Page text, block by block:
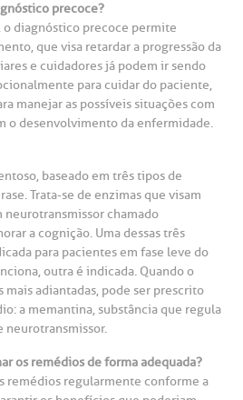
precoce?
o diagnóstico precoce permite
que visa retardar a progressão da
e cuidadores já podem ir sendo
para cuidar do paciente,
manejar as possíveis situações com
o desenvolvimento da enfermidade.
baseado em três tipos de
Trata-se de enzimas que visam
neurotransmissor chamado
a cognição. Uma dessas três
para pacientes em fase leve do
outra é indicada. Quando o
mais adiantadas, pode ser prescrito
a memantina, substância que regula
neurotransmissor.
os remédios de forma adequada?
remédios regularmente conforme a